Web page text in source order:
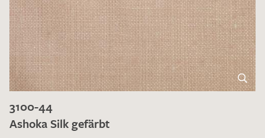
3100-44
Ashoka Silk gefärbt